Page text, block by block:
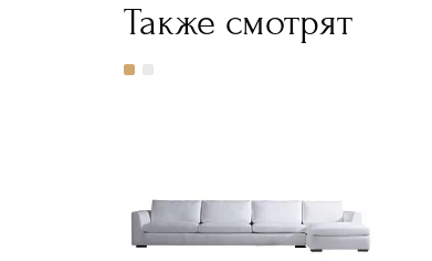
Также смотрят